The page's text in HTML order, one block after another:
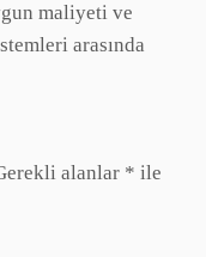
maliyeti ve
arasında
alanlar * ile